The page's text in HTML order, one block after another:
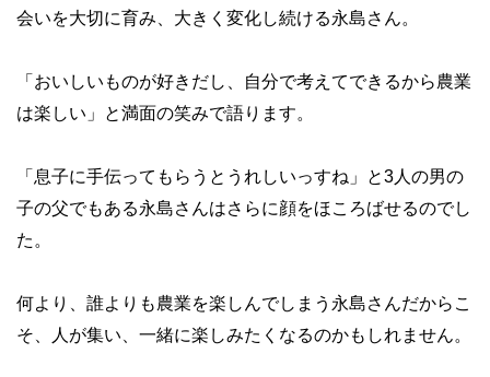
会いを大切に育み、大きく変化し続ける永島さん。
「おいしいものが好きだし、自分で考えてできるから農業
は楽しい」と満面の笑みで語ります。
「息子に手伝ってもらうとうれしいっすね」と3人の男の
子の父でもある永島さんはさらに顔をほころばせるのでし
た。
何より、誰よりも農業を楽しんでしまう永島さんだからこ
そ、人が集い、一緒に楽しみたくなるのかもしれません。